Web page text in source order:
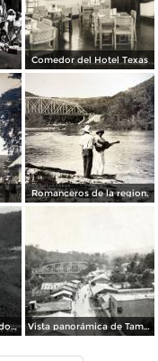
Comedor del Hotel Texas
Romanceros de la region.
Carretra México - Laredo, tramo Zacate Grande Vista panorámica de Tamazunchale